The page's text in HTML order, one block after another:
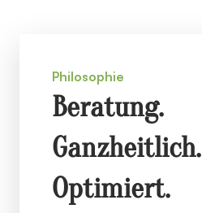
Philosophie
Beratung.
Ganzheitlich.
Optimiert.